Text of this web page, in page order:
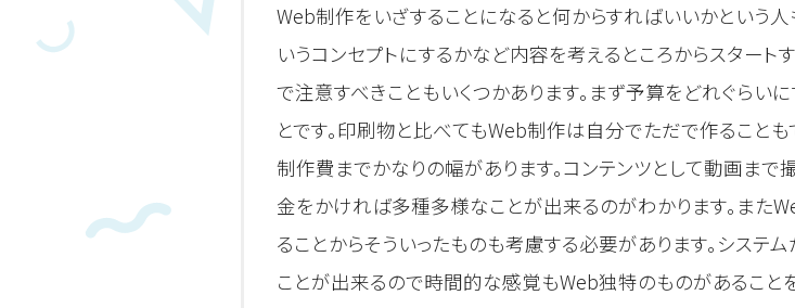
Web制作をいざすることになると何からすればいいかという人
いうコンセプトにするかなど内容を考えるところからスタート
で注意すべきこともいくつかあります。まず予算をどれぐらい
とです。印刷物と比べてもWeb制作は自分でただで作ること
制作費までかなりの幅があります。コンテンツとして動画ま
金をかければ多種多様なことが出来るのがわかります。また
ることからそういったものも考慮する必要があります。システ
ことが出来るので時間的な感覚もWeb独特のものがあること